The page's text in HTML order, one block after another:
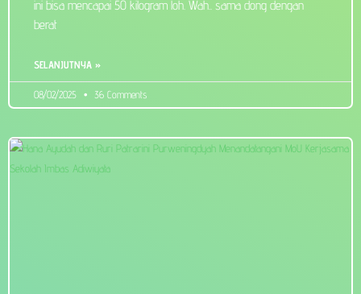
ini bisa mencapai 50 kilogram loh. Wah.. sama dong dengan
berat
SELANJUTNYA »
08/02/2025 36 Comments